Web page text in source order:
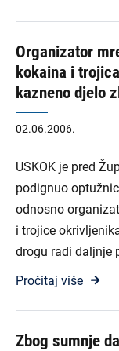
Organizator
kokaina i
kazneno djelo
02.06.2006.
USKOK je pred
podignuo
odnosno
i trojice
drogu radi daljnje
Pročitaj više
Zbog sumnje